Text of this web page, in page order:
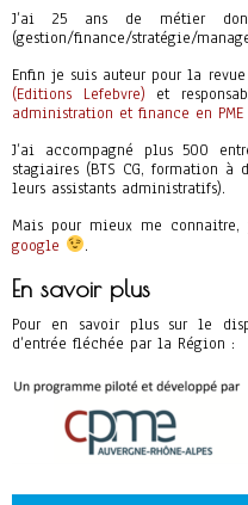
J’ai 25 ans de métier
(gestion/finance/stratégie/
Enfin je suis auteur pour la revue
(Editions Lefebvre) et
administration et finance en
J’ai accompagné plus 500
stagiaires (BTS CG, formation à
leurs assistants administratifs).
Mais pour mieux me connaitre,
google
.
En savoir plus
Pour en savoir plus sur le
d’entrée fléchée par la Région :